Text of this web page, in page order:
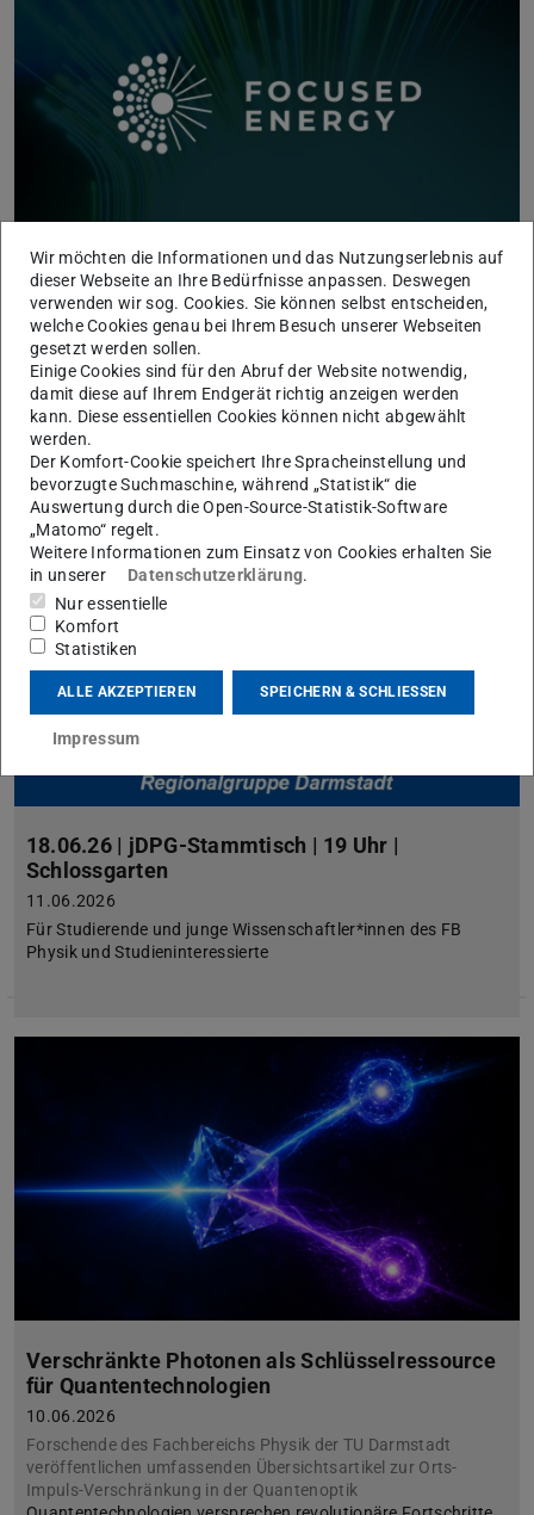
Die TU Darmstadt feiert ihr erstes Einhorn:
Focused Energy
25.06.2026
Mit Focused Energy hat erstmals eine Ausgründung der TU
Darmstadt den Einhorn-Status erreicht.
Als Einhörner werden Start-ups bezeichnet, die mit mehr als
einer Milliarde Dollar bewertet werden. Das 2021 gegründete
deutsch-amerikanische Laserfusionsunternehmen hatte zule…
18.06.26 | jDPG-Stammtisch | 19 Uhr |
Schlossgarten
11.06.2026
Für Studierende und junge Wissenschaftler*innen des FB
Physik und Studieninteressierte
Verschränkte Photonen als Schlüsselressource
für Quantentechnologien
10.06.2026
Forschende des Fachbereichs Physik der TU Darmstadt
veröffentlichen umfassenden Übersichtsartikel zur Orts-
Impuls-Verschränkung in der Quantenoptik
Wir möchten die Informationen und das Nutzungserlebnis auf
dieser Webseite an Ihre Bedürfnisse anpassen. Deswegen
verwenden wir sog. Cookies. Sie können selbst entscheiden,
welche Cookies genau bei Ihrem Besuch unserer Webseiten
gesetzt werden sollen.
Einige Cookies sind für den Abruf der Website notwendig,
damit diese auf Ihrem Endgerät richtig anzeigen werden
kann. Diese essentiellen Cookies können nicht abgewählt
werden.
Der Komfort-Cookie speichert Ihre Spracheinstellung und
bevorzugte Suchmaschine, während „Statistik“ die
Auswertung durch die Open-Source-Statistik-Software
„Matomo“ regelt.
Weitere Informationen zum Einsatz von Cookies erhalten Sie
in unserer
Datenschutzerklärung.
Nur essentielle
Komfort
Statistiken
ALLE AKZEPTIEREN SPEICHERN & SCHLIESSEN
Impressum